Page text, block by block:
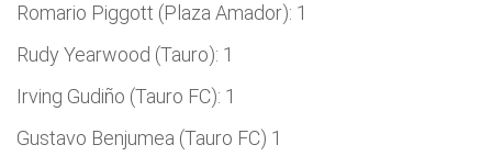
Romario Piggott (Plaza Amador): 1
Rudy Yearwood (Tauro): 1
Irving Gudiño (Tauro FC): 1
Gustavo Benjumea (Tauro FC) 1